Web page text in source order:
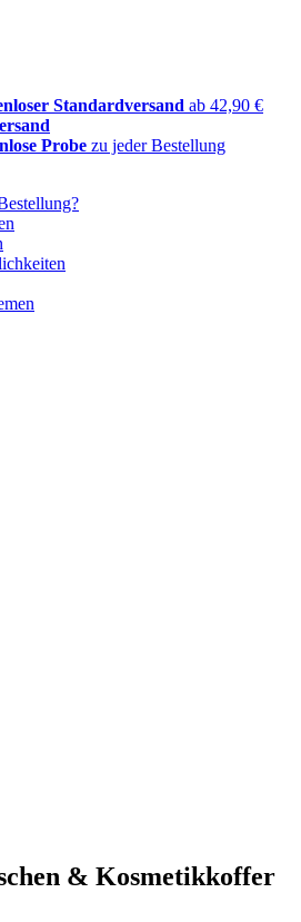
Standardversand ab 42,90 €
Probe zu jeder Bestellung
& Kosmetikkoffer